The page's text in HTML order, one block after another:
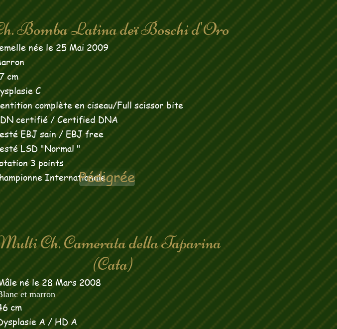
Bomba Latina deï Boschi d'Oro
née le 25 Mai 2009
cm
C
complète en ciseau/Full scissor bite
certifié /Certified DNA
EBJ sain / EBJ free
LSD "Normal "
3 points
InternationalePédigrée
Ch. Camerata della Taparina
né le 28 Mars 2008
et marron
cm
A / HD A